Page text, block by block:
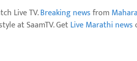
Live TV.Breaking newsfrom
at SaamTV. GetLive Marathi news